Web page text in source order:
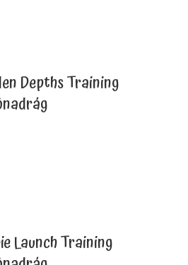
Depths Training
Launch Training